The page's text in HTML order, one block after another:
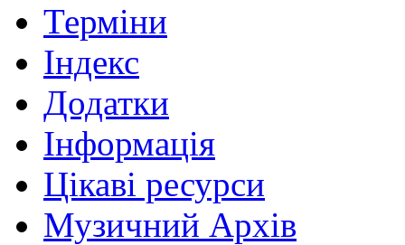
Терміни
Індекс
Додатки
Інформація
Цікаві ресурси
Музичний Архів